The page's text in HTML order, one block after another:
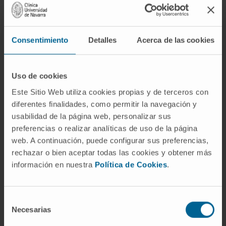
Consentimiento Detalles Acerca de las cookies
Uso de cookies
Este Sitio Web utiliza cookies propias y de terceros con
diferentes finalidades, como permitir la navegación y
usabilidad de la página web, personalizar sus
preferencias o realizar analíticas de uso de la página
web. A continuación, puede configurar sus preferencias,
rechazar o bien aceptar todas las cookies y obtener más
información en nuestra Política de Cookies.
Necesarias
temprano de la enfermedad consigue un aumento
significativo de la supervivencia de estos
pacientes. Este tipo de cáncer se origina por la
proliferación de células plasmáticas en la médula
carrera, “al mieloma no se dedicaba casi nadie, era
una enfermedad incurable y sólo se contaba con
un fármaco activo”, con lo que explica que –como
joven especialista- creyó que “había mucho por
hacer”.
Dr. San Miguel ha puesto en práctica “un
modelo de investigación traslacional para el
paciente”